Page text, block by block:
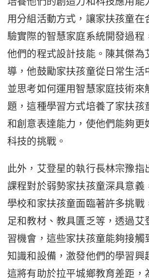
用分組活動方式，讓家扶孩童在
驗實際的智慧家庭系統開發過程
他們的程式設計技能。陳其傑為
導，他鼓勵家扶孩童從日常生活
並思考如何運用智慧家庭技術來
題，這種學習方式培養了家扶孩
和創意表達能力，使他們能夠更
科技的挑戰。
此外，艾登星的執行長林宗豫指
課程對於弱勢家扶孩童深具意義
學校和家扶孩童面臨著許多挑戰
足和教材、教具匱乏等，透過艾
習機會，這些家扶孩童能夠接觸
知識和設備，激發他們的學習興
這將有助於拉平城鄉教育差距，